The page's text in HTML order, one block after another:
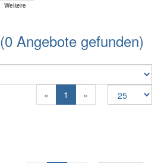
Weitere
(0 Angebote gefunden)
« Previous
1 »